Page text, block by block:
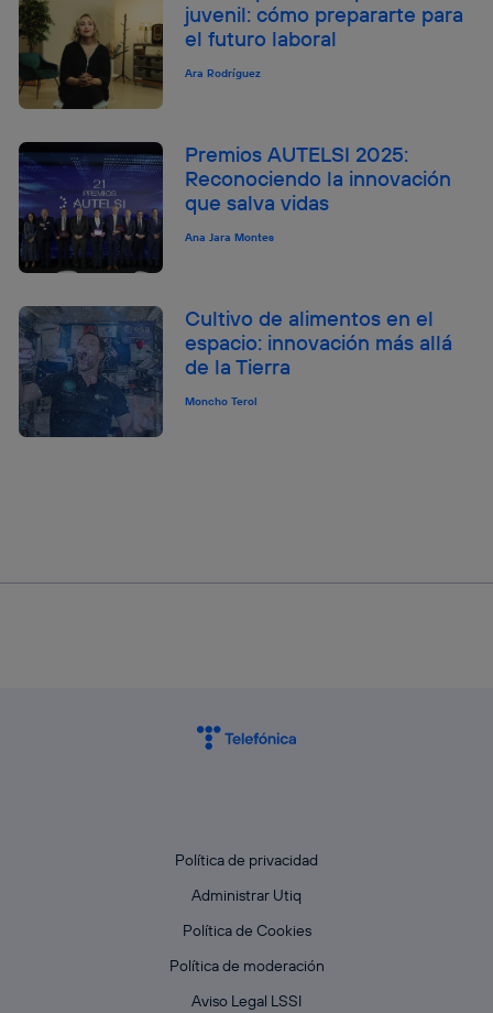
juvenil: cómo prepararte para
el futuro laboral
Ara Rodríguez
Premios AUTELSI 2025:
Reconociendo la innovación
que salva vidas
Ana Jara Montes
Cultivo de alimentos en el
espacio: innovación más allá
de la Tierra
Moncho Terol
Política de privacidad
Administrar Utiq
Política de Cookies
Política de moderación
Aviso Legal LSSI